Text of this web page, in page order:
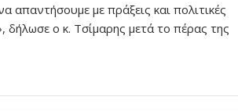
με πράξεις και πολιτικές
δήλωσε ο κ. Τσίμαρης μετά το πέρας της